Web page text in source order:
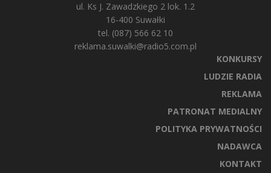
ul. Ks J. Zawadzkiego 2 lok. 1.2
16-400 Suwałki
tel. (087) 566 62 10
reklama.suwalki@radio5.com.pl
KONKURSY
LUDZIE RADIA
REKLAMA
PATRONAT MEDIALNY
POLITYKA PRYWATNOŚCI
NADAWCA
KONTAKT